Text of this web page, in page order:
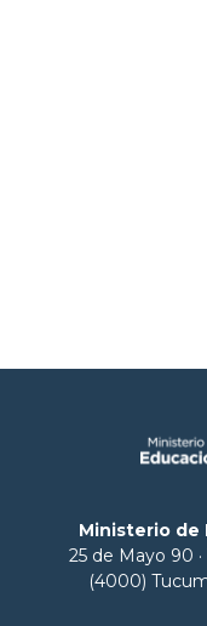
Ministerio de
25 de Mayo 90
(4000)